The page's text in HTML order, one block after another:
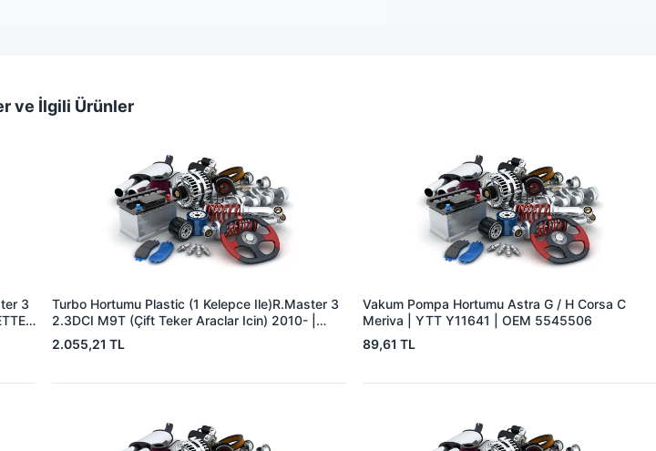
ve İlgili Ürünler
3
Turbo Hortumu Plastic (1 Kelepce Ile)R.Master 3
2.3DCI M9T (Çift Teker Araclar Icin) 2010- |
BREVETTE RN8403 | OEM 144604965R
8200753439
2.055,21 TL
Vakum Pompa Hortumu Astra G / H Corsa C
Meriva | YTT Y11641 | OEM 5545506
89,61 TL